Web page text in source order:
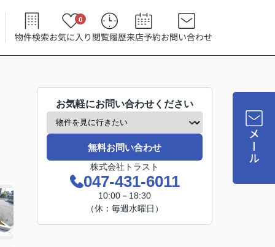
物件検索お気に入り
0
閲覧履歴来店予約お問い合わせ
メール
お気軽にお問い合わせください
無料お問い合わせ
株式会社トラスト
047-431-6011
10:00－18:30
（休：毎週水曜日）